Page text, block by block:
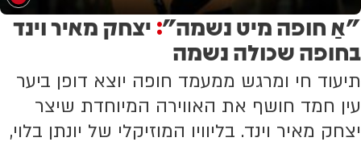
"אַ חופה מיט נשמה": יצחק מאיר וינד
בחופה שכולה נשמה
תיעוד חי ומרגש ממעמד חופה יוצא דופן ביער
עין חמד חושף את האווירה המיוחדת שיצר
יצחק מאיר וינד. בליוויו המוזיקלי של יונתן בלוי,